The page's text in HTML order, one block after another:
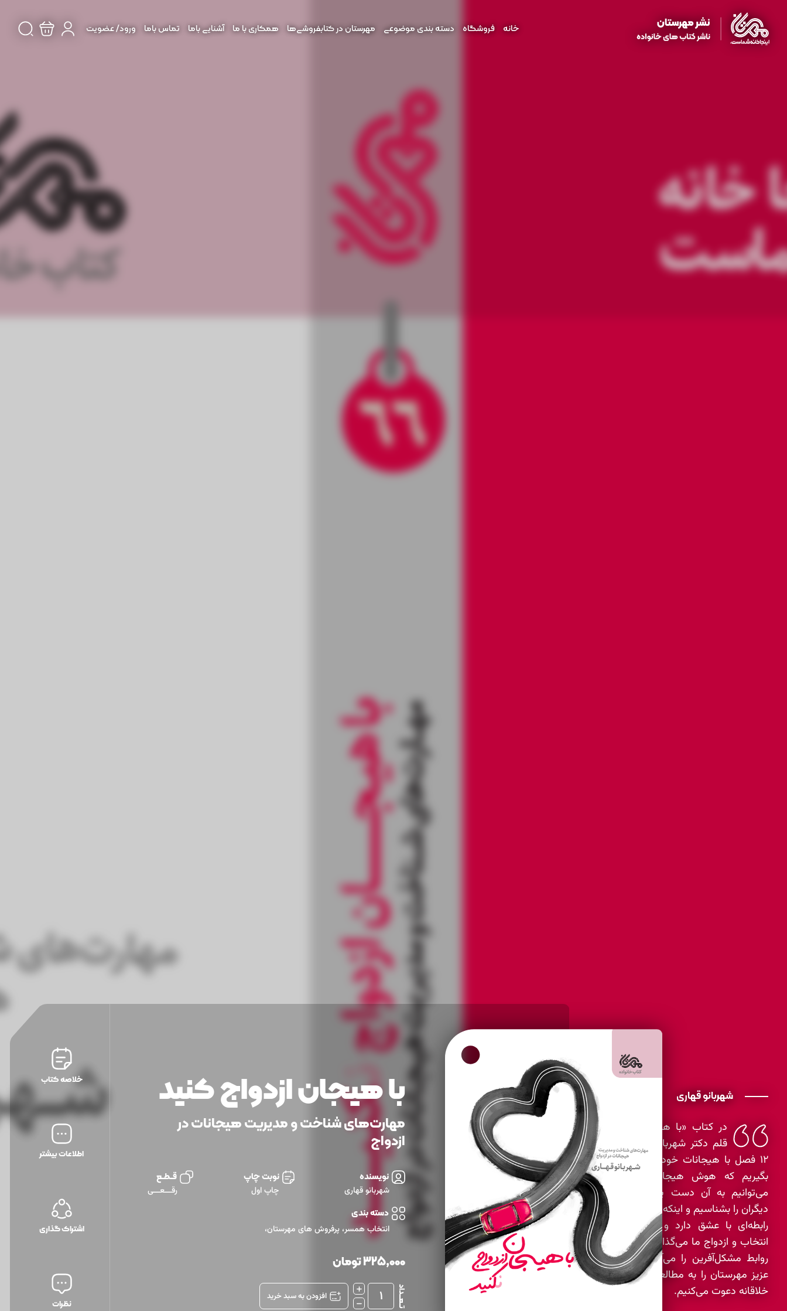
خانه فروشگاه دسته بندی موضوعی مهرستان در کتابفروشی‌ها همکاری با ما آشنایی باما تماس باما ورود/ عضویت
شهربانو قهاری
در کتاب «با هیجان ازدواج کنید» به
قلم دکتر شهربانو قهاری قرار است در
12 فصل با هیجانات خودمان آشناتر شویم. یاد
بگیریم که هوش هیجانی چیست و چگونه
می‌توانیم به آن دست یابیم، چطور هیجانات
دیگران را بشناسیم و اینکه این هوش هیجانی چه
رابطه‌ای با عشق دارد و چه تأثیری بر فرآیند
انتخاب و ازدواج ما می‌گذارد و در نهایت مدیریت
روابط مشکل‌آفرین را می‌آموزیم. شما مخاطبان
عزیز مهرستان را به مطالعه‌ی این اثر ارزشمند و
خلاقانه دعوت می‌کنیم.
با هیجان ازدواج کنید
مهارت‌های شناخت و مدیریت هیجانات در
ازدواج
نویسنده
شهربانو قهاری
نوبت چاپ
چاپ اول
قــطــع
رقـــعـــی
دسته بندی
انتخاب همسر، پرفروش های مهرستان،
325,000تومان
تــعـــداد 1 افزودن به سبد خرید
خلاصه کتاب
اطلاعات بیشتر
اشتراک گذاری
نظرات